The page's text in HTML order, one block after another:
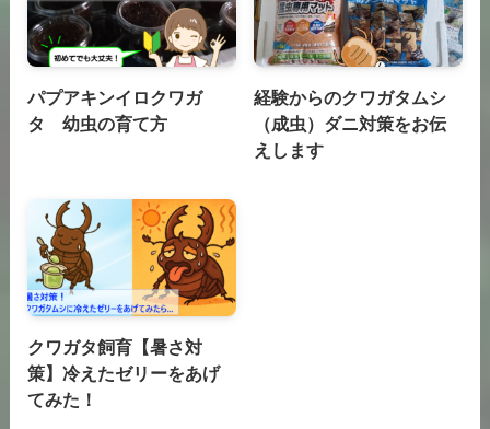
パプアキンイロクワガ
タ 幼虫の育て方
経験からのクワガタムシ
（成虫）ダニ対策をお伝
えします
クワガタ飼育【暑さ対
策】冷えたゼリーをあげ
てみた！